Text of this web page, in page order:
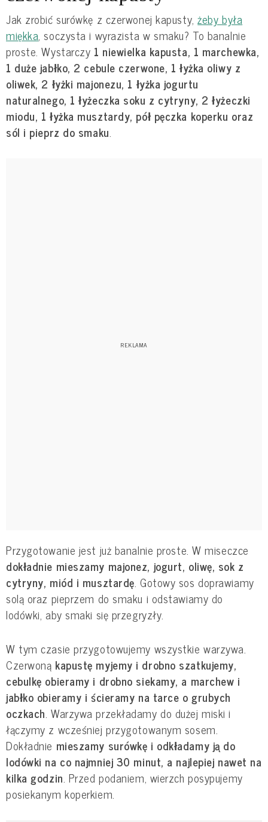
Jak zrobić surówkę z czerwonej kapusty,żeby była
miękka, soczysta i wyrazista w smaku? To banalnie
proste. Wystarczy 1 niewielka kapusta, 1 marchewka,
1 duże jabłko, 2 cebule czerwone, 1 łyżka oliwy z
oliwek, 2 łyżki majonezu, 1 łyżka jogurtu
naturalnego, 1 łyżeczka soku z cytryny, 2 łyżeczki
miodu, 1 łyżka musztardy, pół pęczka koperku oraz
sól i pieprz do smaku.
Przygotowanie jest już banalnie proste. W miseczce
dokładnie mieszamy majonez, jogurt, oliwę, sok z
cytryny, miód i musztardę. Gotowy sos doprawiamy
solą oraz pieprzem do smaku i odstawiamy do
lodówki, aby smaki się przegryzły.
W tym czasie przygotowujemy wszystkie warzywa.
Czerwoną kapustę myjemy i drobno szatkujemy,
cebulkę obieramy i drobno siekamy, a marchew i
jabłko obieramy i ścieramy na tarce o grubych
oczkach. Warzywa przekładamy do dużej miski i
łączymy z wcześniej przygotowanym sosem.
Dokładnie mieszamy surówkę i odkładamy ją do
lodówki na co najmniej 30 minut, a najlepiej nawet na
kilka godzin. Przed podaniem, wierzch posypujemy
posiekanym koperkiem.